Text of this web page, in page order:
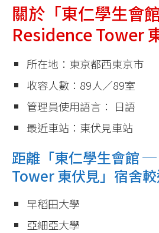
關於「東仁學生會
Residence Tower
所在地：東京都西東京市
收容人數：89人／89室
管理員使用語言： 日語
最近車站：東伏見車站
距離「東仁學生會館
Tower 東伏見」宿舍較
早稻田大學
亞細亞大學